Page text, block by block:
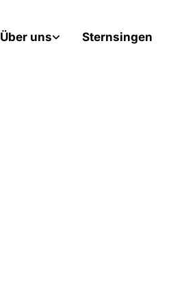
Über uns Sternsingen